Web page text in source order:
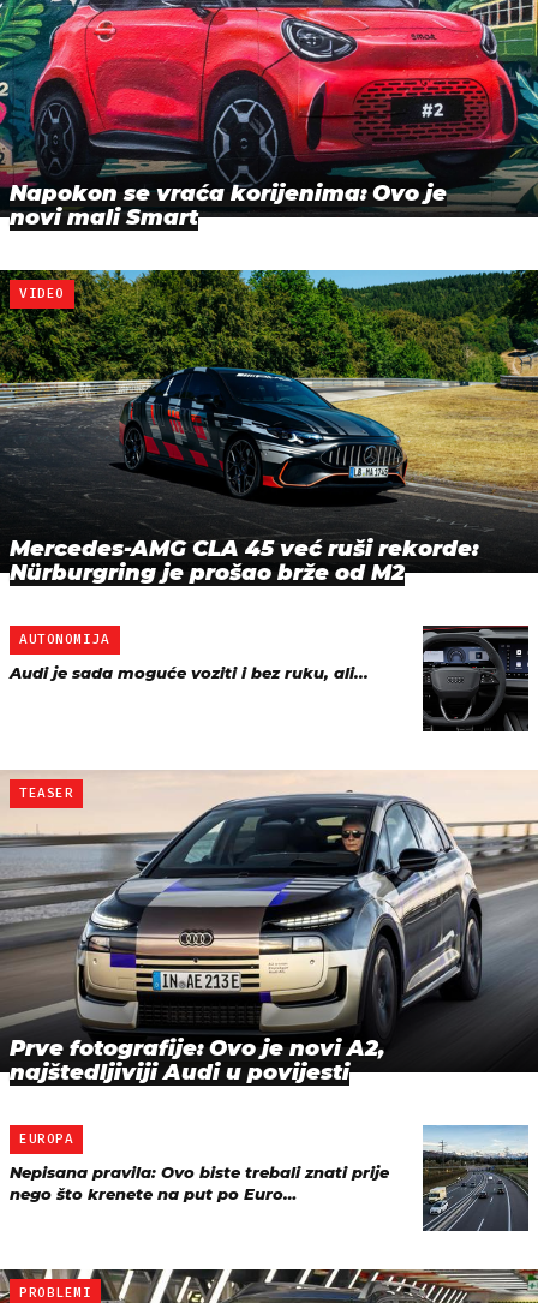
Napokon se vraća korijenima: Ovo je
novi mali Smart
VIDEO
Mercedes-AMG CLA 45 već ruši rekorde:
Nürburgring je prošao brže od M2
AUTONOMIJA
Audi je sada moguće voziti i bez ruku, ali...
TEASER
Prve fotografije: Ovo je novi A2,
najštedljiviji Audi u povijesti
EUROPA
Nepisana pravila: Ovo biste trebali znati prije
nego što krenete na put po Euro…
PROBLEMI